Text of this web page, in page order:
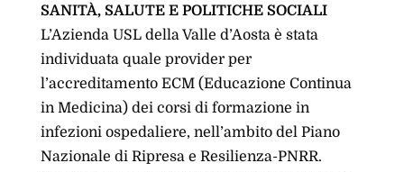
SANITÀ, SALUTE E POLITICHE SOCIALI
L’Azienda USL della Valle d’Aosta è stata
individuata quale provider per
l’accreditamento ECM (Educazione Continua
in Medicina) dei corsi di formazione in
infezioni ospedaliere, nell’ambito del Piano
Nazionale di Ripresa e Resilienza-PNRR.